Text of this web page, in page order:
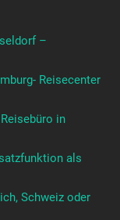
–
Reisecenter
in
als
Schweiz oder